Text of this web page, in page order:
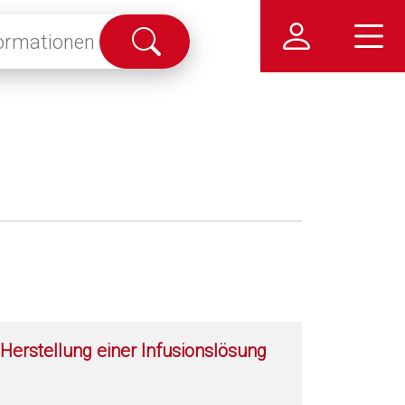
Suche
abschicken
einer Infusionslösung